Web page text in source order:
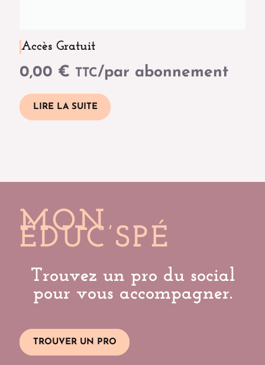
Accès Gratuit
0,00 € TTC/par abonnement
LIRE LA SUITE
MON
ÉDUC’SPÉ
Trouvez un pro du social
pour vous accompagner.
TROUVER UN PRO